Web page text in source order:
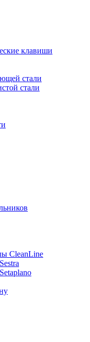
клавиши
стали
стали
CleanLine